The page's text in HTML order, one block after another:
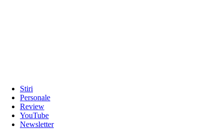
Stiri
Personale
Review
YouTube
Newsletter